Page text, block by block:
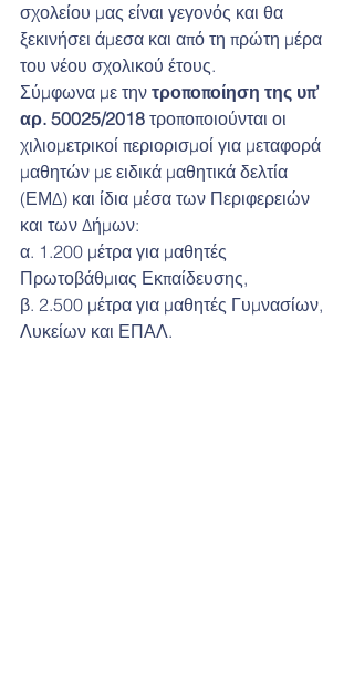
σχολείου μας είναι γεγονός και θα
ξεκινήσει άμεσα και από τη πρώτη μέρα
του νέου σχολικού έτους.
Σύμφωνα με την τροποποίηση της υπ’
αρ. 50025/2018 τροποποιούνται οι
χιλιομετρικοί περιορισμοί για μεταφορά
μαθητών με ειδικά μαθητικά δελτία
(ΕΜΔ) και ίδια μέσα των Περιφερειών
και των Δήμων:
α. 1.200 μέτρα για μαθητές
Πρωτοβάθμιας Εκπαίδευσης,
β. 2.500 μέτρα για μαθητές Γυμνασίων,
Λυκείων και ΕΠΑΛ.